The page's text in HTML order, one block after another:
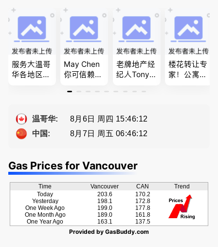
语，列治文
陈卓律师事
务所 (ATA L
aw Corpor
ation)
律师、多语
种服务、高
效优质、助
您安心乐
业、胜劵稳
操)
服务大温哥
华各地区的
Sophia Fan
房屋买卖,
资产规划管
May Chen
你可信赖的
为你提供全
服务
老牌地产经
纪人Tony L
经验买卖
佣
楼花转让专
家！公寓销
温哥华:
8月6日 周四 15:46:12
中国:
8月7日 周五 06:46:12
Gas Prices for Vancouver
Time Vancouver CAN
Trend
Today
Yesterday
One Week Ago
One Month Ago
One Year Ago
203.6
198.1
199.0
189.0
163.1
170.2
172.8
177.8
161.8
137.5
Provided by GasBuddy.com